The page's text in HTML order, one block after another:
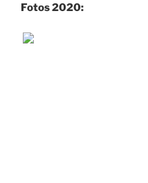
Fotos 2020: